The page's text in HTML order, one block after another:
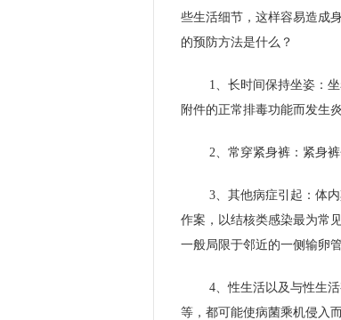
些生活细节，这样容易造成
的预防方法是什么？
1、长时间保持坐姿：
附件的正常排毒功能而发生炎
2、常穿紧身裤：紧身
3、其他病症引起：体
作案，以结核类感染最为常
一般局限于邻近的一侧输卵
4、性生活以及与性生
等，都可能使病菌乘机侵入